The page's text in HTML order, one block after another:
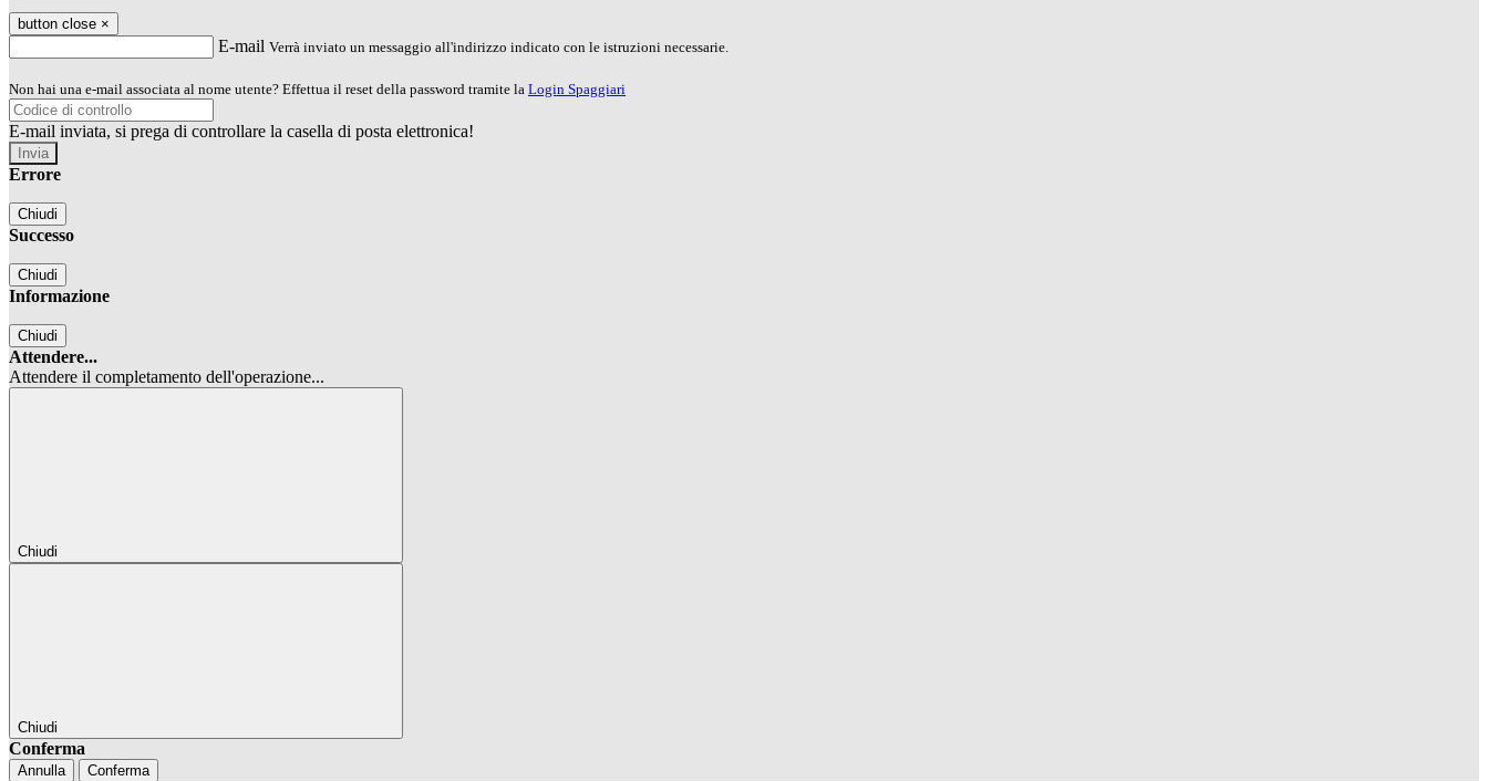
button close ×
E-mail Verrà inviato un messaggio all'indirizzo indicato con le istruzioni necessarie.
Non hai una e-mail associata al nome utente? Effettua il reset della password tramite la Login Spaggiari
E-mail inviata, si prega di controllare la casella di posta elettronica!
Errore
Chiudi
Successo
Chiudi
Informazione
Chiudi
Attendere...
Attendere il completamento dell'operazione...
Chiudi
Chiudi
Conferma
Annulla Conferma